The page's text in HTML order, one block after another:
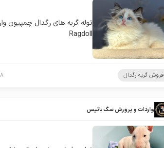
توله گربه های رگدال چمپیون
Ragdoll
فروش گربه رگدال ۲۸
واردات و پرورش سگ باتیس